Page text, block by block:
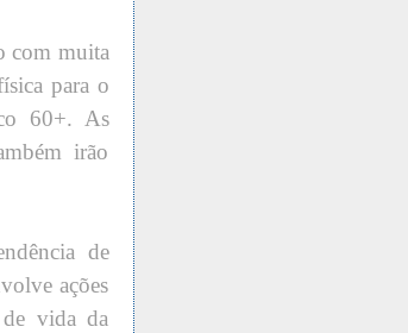
com muita
para o
60+. As
irão
de
ações
de vida da